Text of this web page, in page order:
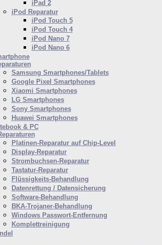
iPad 2
iPod Reparatur
iPod Touch 5
iPod Touch 4
iPod Nano 7
iPod Nano 6
Samsung Smartphones/Tablets
Google Pixel Smartphones
Xiaomi Smartphones
LG Smartphones
Sony Smartphones
Huawei Smartphones
& PC
Platinen-Reparatur auf Chip-Level
Display-Reparatur
Strombuchsen-Reparatur
Tastatur-Reparatur
Flüssigkeits-Behandlung
Datenrettung / Datensicherung
Software-Behandlung
BKA-Trojaner-Behandlung
Windows Passwort-Entfernung
Komplettreinigung